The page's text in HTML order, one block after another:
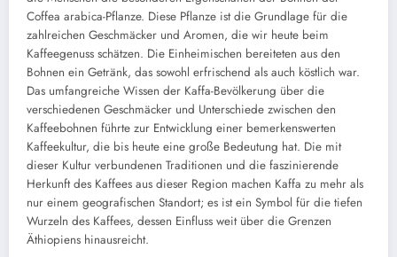
Coffea arabica-Pflanze. Diese Pflanze ist die Grundlage für die
zahlreichen Geschmäcker und Aromen, die wir heute beim
Kaffeegenuss schätzen. Die Einheimischen bereiteten aus den
Bohnen ein Getränk, das sowohl erfrischend als auch köstlich war.
Das umfangreiche Wissen der Kaffa-Bevölkerung über die
verschiedenen Geschmäcker und Unterschiede zwischen den
Kaffeebohnen führte zur Entwicklung einer bemerkenswerten
Kaffeekultur, die bis heute eine große Bedeutung hat. Die mit
dieser Kultur verbundenen Traditionen und die faszinierende
Herkunft des Kaffees aus dieser Region machen Kaffa zu mehr als
nur einem geografischen Standort; es ist ein Symbol für die tiefen
Wurzeln des Kaffees, dessen Einfluss weit über die Grenzen
Äthiopiens hinausreicht.